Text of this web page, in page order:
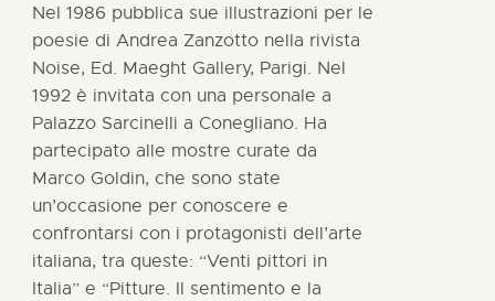
Nel 1986 pubblica sue illustrazioni per le
poesie di Andrea Zanzotto nella rivista
Noise, Ed. Maeght Gallery, Parigi. Nel
1992 è invitata con una personale a
Palazzo Sarcinelli a Conegliano. Ha
partecipato alle mostre curate da
Marco Goldin, che sono state
un’occasione per conoscere e
confrontarsi con i protagonisti dell’arte
italiana, tra queste: “Venti pittori in
Italia” e “Pitture. Il sentimento e la